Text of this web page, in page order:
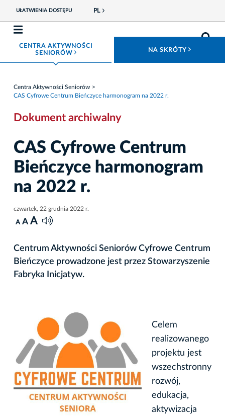
UŁATWIENIA DOSTĘPU PL
CENTRA AKTYWNOŚCI
SENIORÓWROZWIŃ MENU NA SKRÓTY
Centra Aktywności Seniorów
CAS Cyfrowe Centrum Bieńczyce harmonogram na 2022 r.
Dokument archiwalny
CAS Cyfrowe Centrum
Bieńczyce harmonogram
na 2022 r.
czwartek, 22 grudnia 2022 r.
A A A
Centrum Aktywności Seniorów Cyfrowe Centrum
Bieńczyce prowadzone jest przez Stowarzyszenie
Fabryka Inicjatyw.
Celem
realizowanego
projektu jest
wszechstronny
rozwój,
edukacja,
aktywizacja